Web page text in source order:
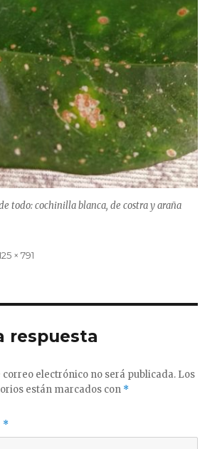
todo: cochinilla blanca, de costra y araña
× 791
respuesta
electrónico no será publicada. Los
están marcados con *
*